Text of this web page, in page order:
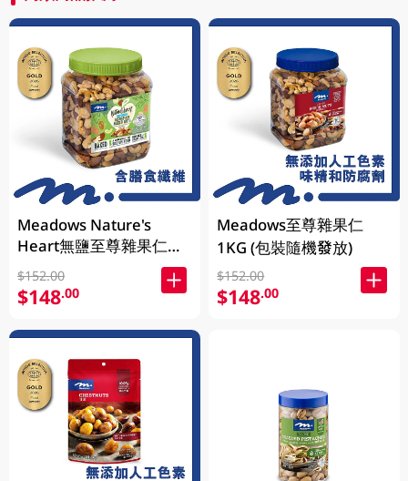
Meadows Nature's
Heart無鹽至尊雜果仁
1KG (包裝隨機發放)
$152.00
$148.00
Meadows至尊雜果仁
1KG (包裝隨機發放)
$152.00
$148.00